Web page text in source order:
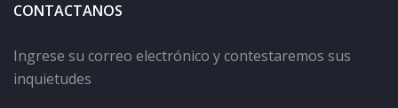
CONTACTANOS
Ingrese su correo electrónico y contestaremos sus
inquietudes